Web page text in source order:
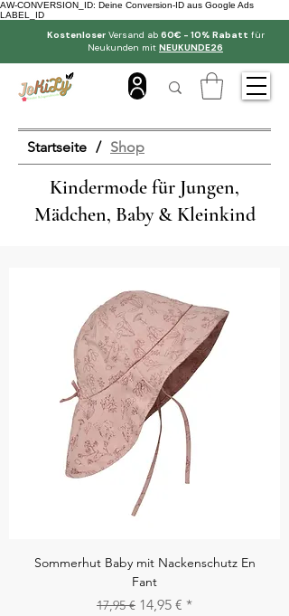
AW-CONVERSION_ID: Deine Conversion-ID aus Google Ads
LABEL_ID
KostenloserVersand ab 60€ - 10% Rabatt für
Neukunden mit NEUKUNDE26
Startseite / Shop
Kindermode für Jungen,
Mädchen, Baby & Kleinkind
Sommerhut Baby mit Nackenschutz En
Fant
Standardpreis
17,95 € Sale-Preis
14,95 €